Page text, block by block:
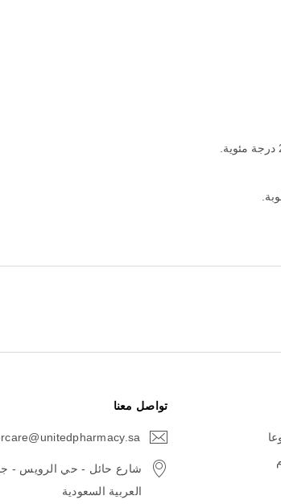
تواصل معنا
شارع حائل - حي الرويس -
العربية السعودية